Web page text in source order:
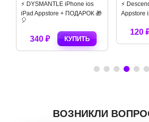
⚡️ DYSMANTLE iPhone ios
iPad Appstore + ПОДАРОК 🎁
🎈
340 ₽ КУПИТЬ
⚡️
Appstore
120
ВОЗНИКЛИ